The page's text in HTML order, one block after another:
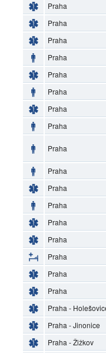
Praha
Praha
Praha
Praha
Praha
Praha
Praha
Praha
Praha
Praha
Praha
Praha
Praha
Praha
Praha
Praha
Praha
Praha -
Praha - Jinonice
Praha - Žižkov